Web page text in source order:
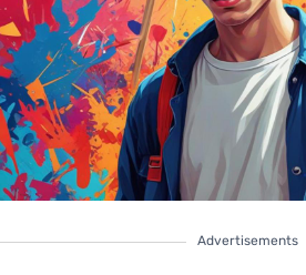
Advertisements